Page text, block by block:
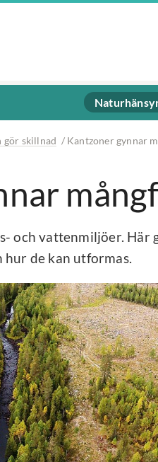
gör skillnad / Kantzoner gynnar
och vattenmiljöer. Här
hur de kan utformas.